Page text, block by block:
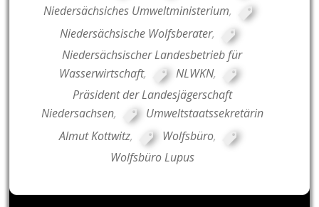
Niedersächsiches Umweltministerium,
Niedersächsische Wolfsberater,
Niedersächsischer Landesbetrieb für
Wasserwirtschaft, NLWKN,
Präsident der Landesjägerschaft
Niedersachsen,
Umweltstaatssekretärin
Almut Kottwitz, Wolfsbüro,
Wolfsbüro Lupus